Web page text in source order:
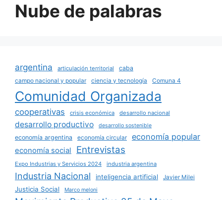
Nube de palabras
argentina articulación territorial
caba
campo nacional y popular
ciencia y tecnología Comuna 4
Comunidad Organizada
cooperativas crisis económica desarrollo nacional
desarrollo productivo desarrollo sostenible
economía argentina economía circular economía popular
economía social Entrevistas
Expo Industrias y Servicios 2024 industria argentina
Industria Nacional inteligencia artificial Javier Milei
Justicia Social Marco meloni